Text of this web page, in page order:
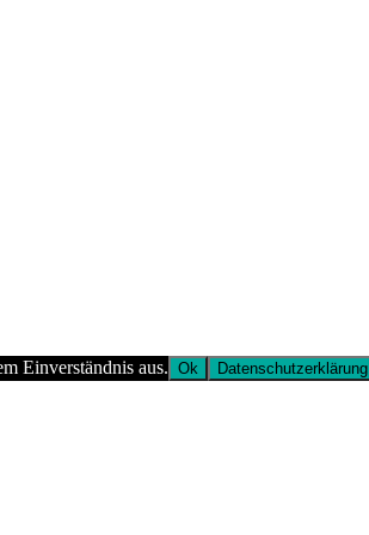
Einverständnis aus. Ok Datenschutzerklärung